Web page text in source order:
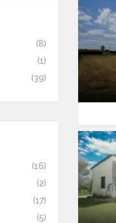
(8)
(1)
(39)
(16)
(2)
(17)
(5)